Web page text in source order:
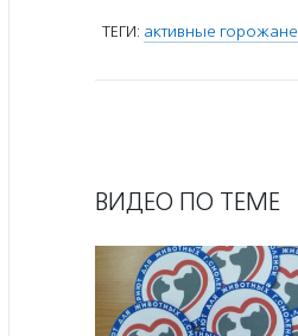
ТЕГИ: активные горожане
ВИДЕО ПО ТЕМЕ